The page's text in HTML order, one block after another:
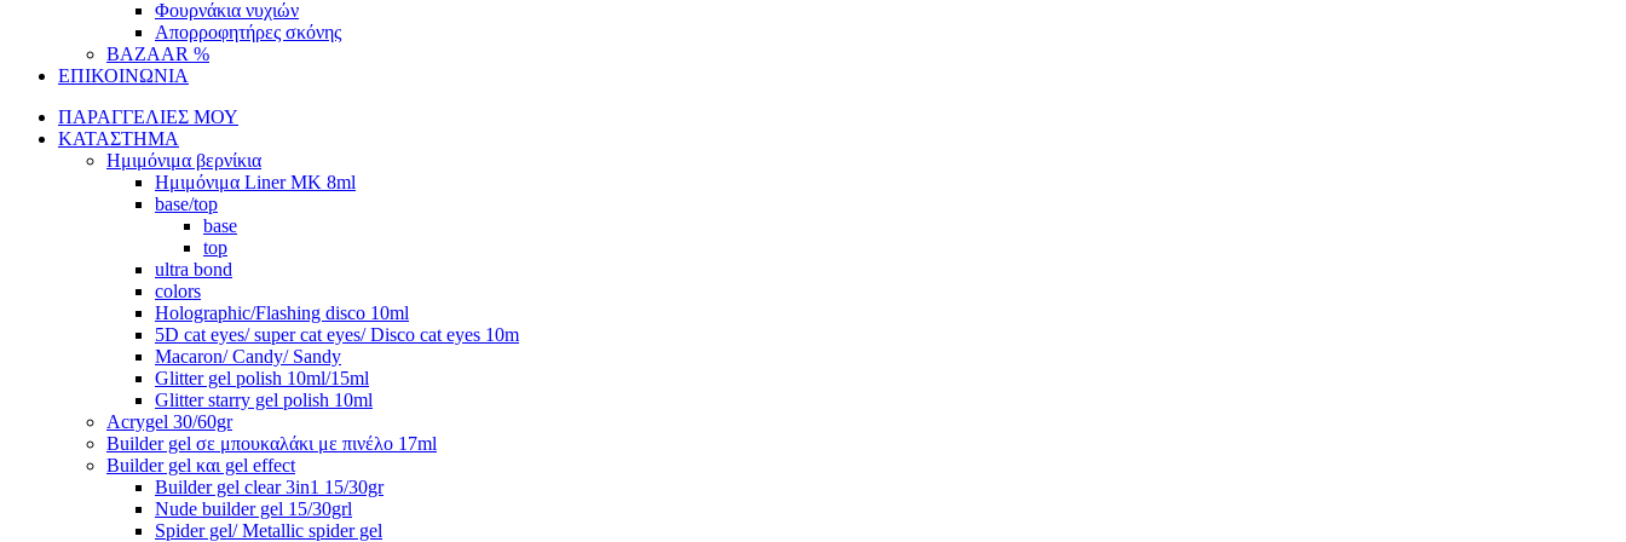
Φουρνάκια νυχιών
Απορροφητήρες σκόνης
BAZAAR %
ΕΠΙΚΟΙΝΩΝΙΑ
ΠΑΡΑΓΓΕΛΙΕΣ ΜΟΥ
ΚΑΤΑΣΤΗΜΑ
Ημιμόνιμα βερνίκια
Ημιμόνιμα Liner ΜΚ 8ml
base/top
base
top
ultra bond
colors
Holographic/Flashing disco 10ml
5D cat eyes/ super cat eyes/ Disco cat eyes 10m
Macaron/ Candy/ Sandy
Glitter gel polish 10ml/15ml
Glitter starry gel polish 10ml
Acrygel 30/60gr
Builder gel σε μπουκαλάκι με πινέλο 17ml
Builder gel και gel effect
Builder gel clear 3in1 15/30gr
Nude builder gel 15/30grl
Spider gel/ Metallic spider gel